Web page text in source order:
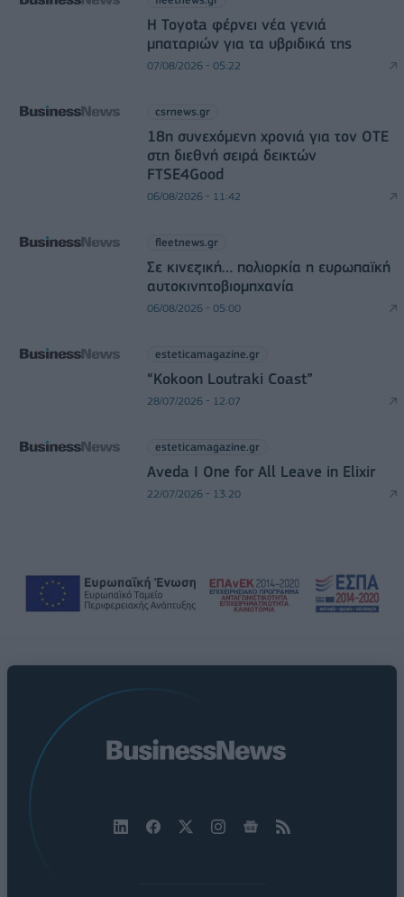
Η Toyota φέρνει νέα γενιά
μπαταριών για τα υβριδικά της
07/08/2026 - 05:22
csrnews.gr
18η συνεχόμενη χρονιά για τον ΟΤΕ
στη διεθνή σειρά δεικτών
FTSE4Good
06/08/2026 - 11:42
fleetnews.gr
Σε κινεζική… πολιορκία η ευρωπαϊκή
αυτοκινητοβιομηχανία
06/08/2026 - 05:00
esteticamagazine.gr
“Kokoon Loutraki Coast”
28/07/2026 - 12:07
esteticamagazine.gr
Aveda I One for All Leave in Elixir
22/07/2026 - 13:20